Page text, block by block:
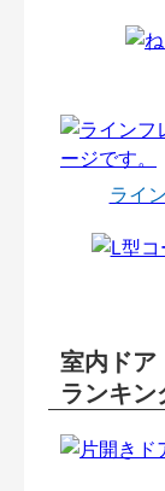
ライ
室内ドア
ランキン